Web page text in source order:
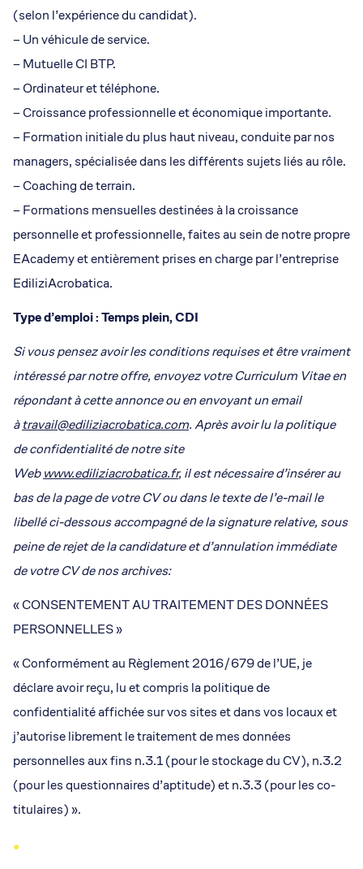
(selon l’expérience du candidat).
– Un véhicule de service.
– Mutuelle CI BTP.
– Ordinateur et téléphone.
– Croissance professionnelle et économique importante.
– Formation initiale du plus haut niveau, conduite par nos
managers, spécialisée dans les différents sujets liés au rôle.
– Coaching de terrain.
– Formations mensuelles destinées à la croissance
personnelle et professionnelle, faites au sein de notre propre
EAcademy et entièrement prises en charge par l’entreprise
EdiliziAcrobatica.
Type d’emploi : Temps plein, CDI
Si vous pensez avoir les conditions requises et être vraiment
intéressé par notre offre, envoyez votre Curriculum Vitae en
répondant à cette annonce ou en envoyant un email
àtravail@ediliziacrobatica.com. Après avoir lu la politique
de confidentialité de notre site
Webwww.ediliziacrobatica.fr, il est nécessaire d’insérer au
bas de la page de votre CV ou dans le texte de l’e-mail le
libellé ci-dessous accompagné de la signature relative, sous
peine de rejet de la candidature et d’annulation immédiate
de votre CV de nos archives:
« CONSENTEMENT AU TRAITEMENT DES DONNÉES
PERSONNELLES »
« Conformément au Règlement 2016/679 de l’UE, je
déclare avoir reçu, lu et compris la politique de
confidentialité affichée sur vos sites et dans vos locaux et
j’autorise librement le traitement de mes données
personnelles aux fins n.3.1 (pour le stockage du CV), n.3.2
(pour les questionnaires d’aptitude) et n.3.3 (pour les co-
titulaires) ».